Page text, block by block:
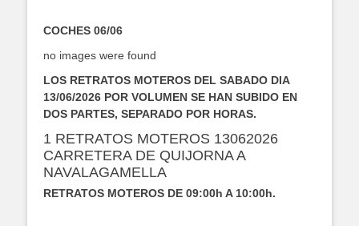
COCHES 06/06
no images were found
LOS RETRATOS MOTEROS DEL SABADO DIA
13/06/2026 POR VOLUMEN SE HAN SUBIDO EN
DOS PARTES, SEPARADO POR HORAS.
1 RETRATOS MOTEROS 13062026
CARRETERA DE QUIJORNA A
NAVALAGAMELLA
RETRATOS MOTEROS DE 09:00h A 10:00h.